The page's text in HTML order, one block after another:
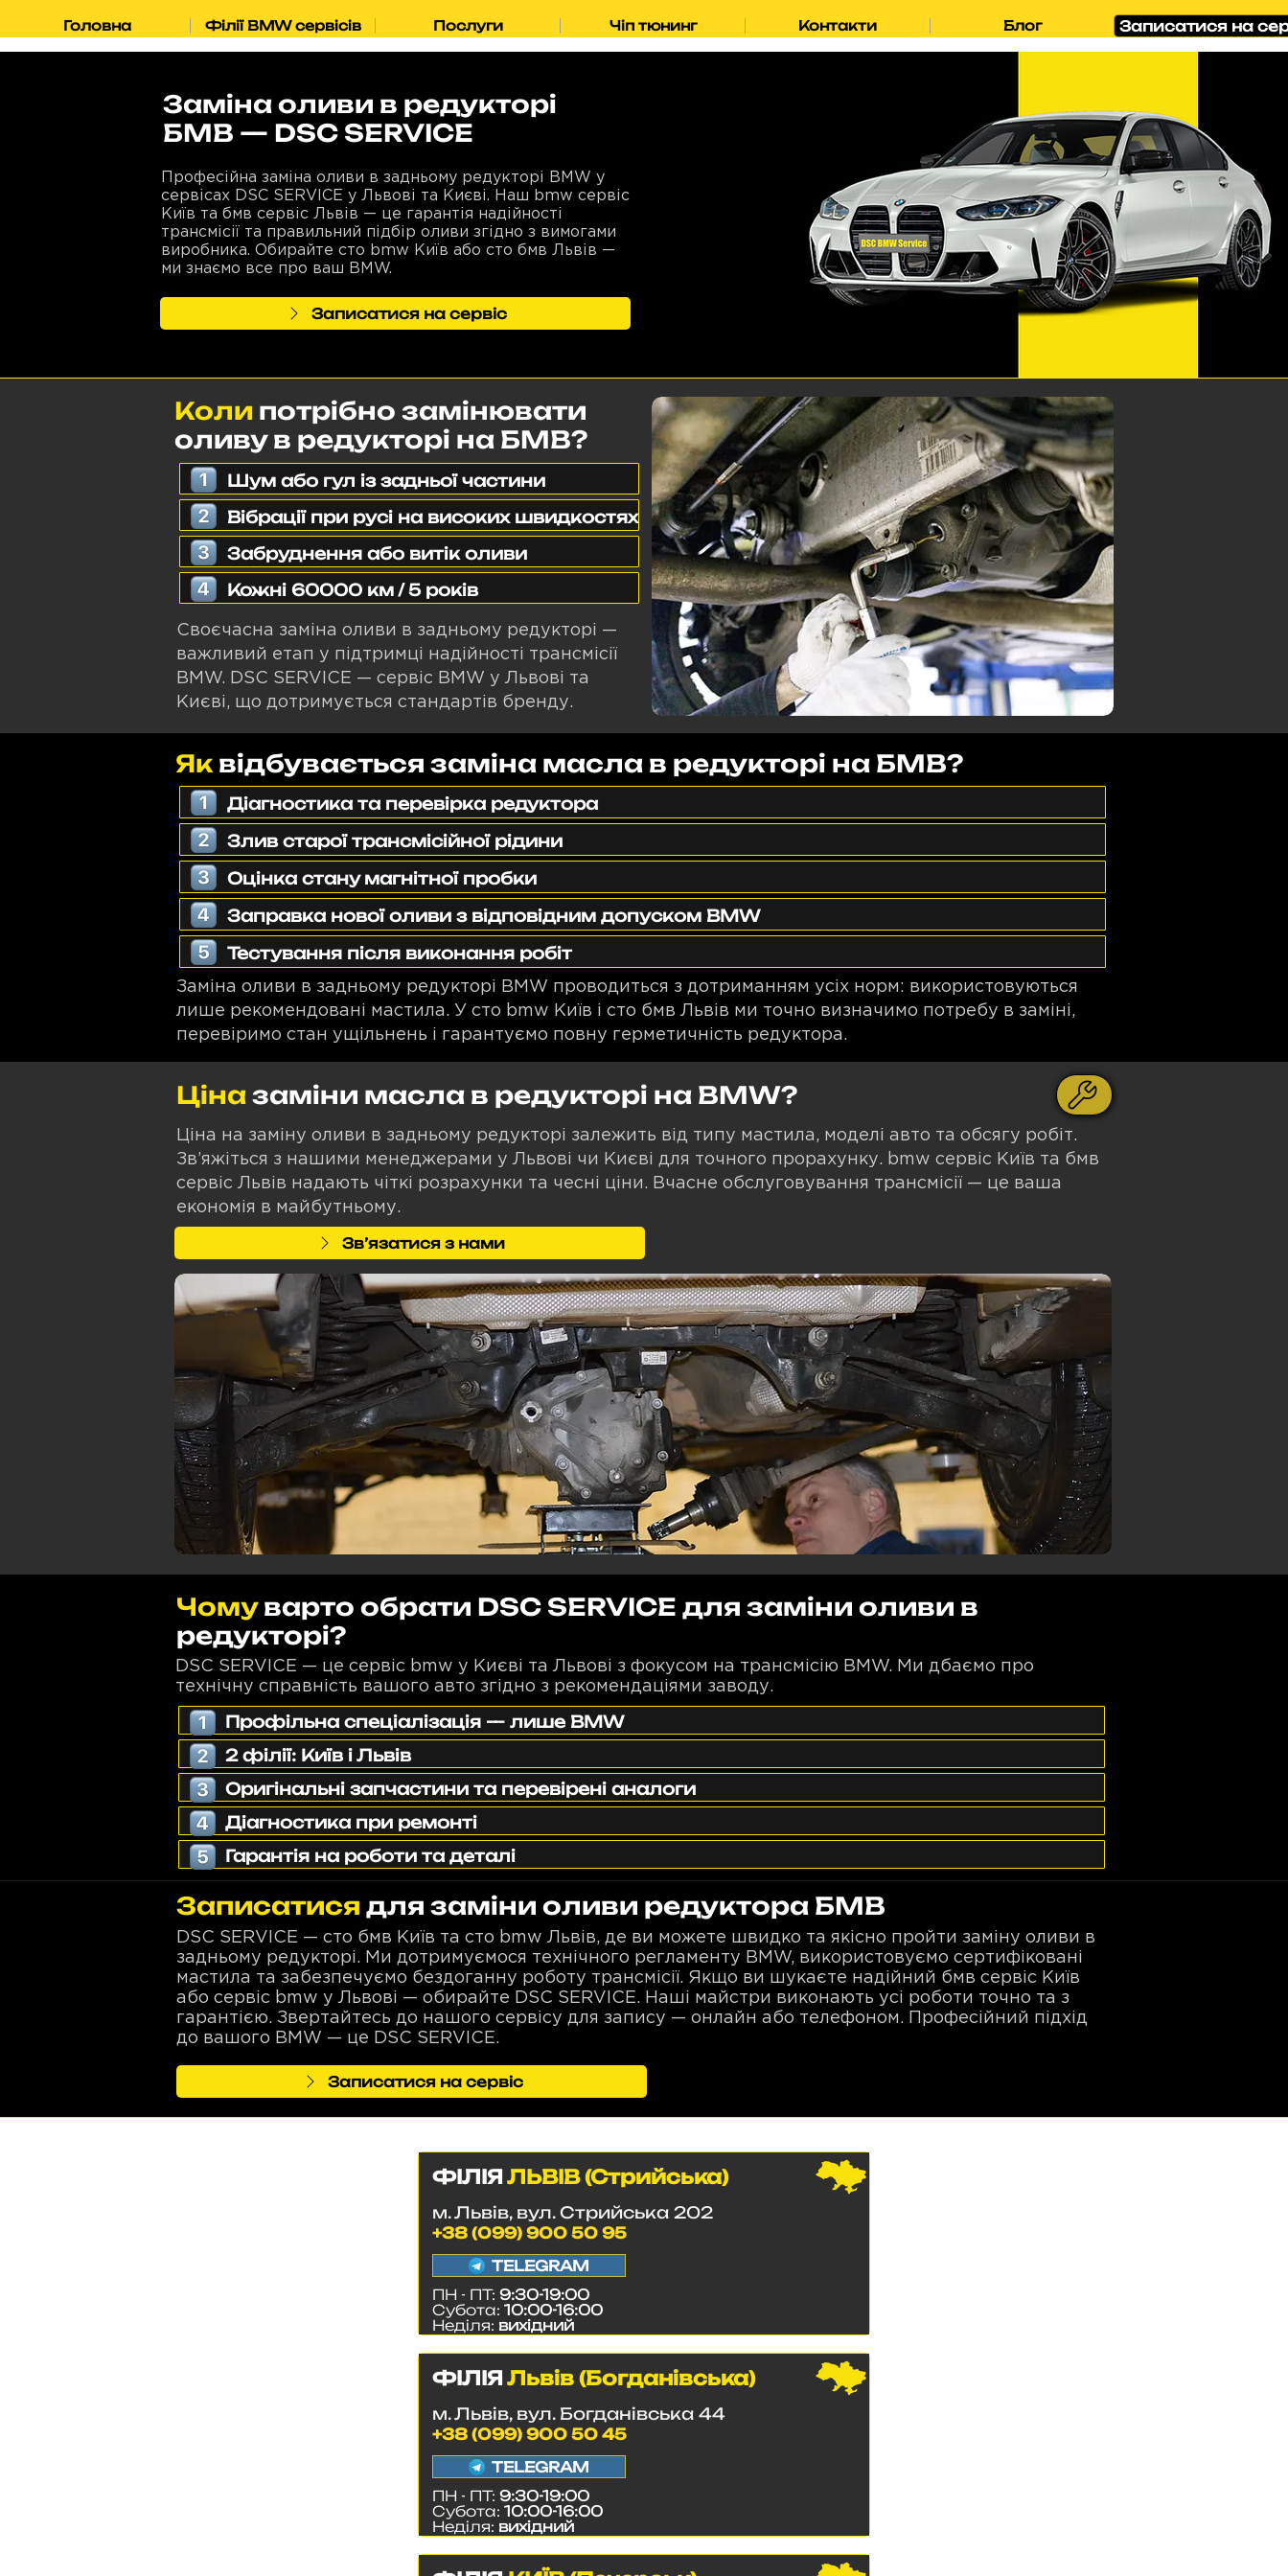
Головна Філії BMW сервісів Послуги Чіп тюнинг Контакти Блог Записатися на
Заміна оливи в редукторі
БМВ — DSC SERVICE
Професійна заміна оливи в задньому редукторі BMW у
сервісах DSC SERVICE у Львові та Києві. Наш bmw сервіс
Київ та бмв сервіс Львів — це гарантія надійності
трансмісії та правильний підбір оливи згідно з вимогами
виробника. Обирайте сто bmw Київ або сто бмв Львів —
ми знаємо все про ваш BMW.
Записатися на сервіс
Коли потрібно замінювати
оливу в редукторі на БМВ?
Шум або гул із задньої частини
Вібрації при русі на високих швидкостях
Забруднення або витік оливи
Кожні 60000 км / 5 років
Своєчасна заміна оливи в задньому редукторі —
важливий етап у підтримці надійності трансмісії
BMW. DSC SERVICE — сервіс BMW у Львові та
Києві, що дотримується стандартів бренду.
Як відбувається заміна масла в редукторі на БМВ?
Діагностика та перевірка редуктора
Злив старої трансмісійної рідини
Оцінка стану магнітної пробки
Заправка нової оливи з відповідним допуском BMW
Тестування після виконання робіт
Заміна оливи в задньому редукторі BMW проводиться з дотриманням усіх норм: використовуються
лише рекомендовані мастила. У сто bmw Київ і сто бмв Львів ми точно визначимо потребу в заміні,
перевіримо стан ущільнень і гарантуємо повну герметичність редуктора.
Ціназаміни масла в редукторі на BMW?
Ціна на заміну оливи в задньому редукторі залежить від типу мастила, моделі авто та обсягу робіт.
Зв’яжіться з нашими менеджерами у Львові чи Києві для точного прорахунку. bmw сервіс Київ та бмв
сервіс Львів надають чіткі розрахунки та чесні ціни. Вчасне обслуговування трансмісії — це ваша
економія в майбутньому.
Звʼязатися з нами
Чомуварто обрати DSC SERVICE для заміни оливи в
редукторі?
DSC SERVICE — це сервіс bmw у Києві та Львові з фокусом на трансмісію BMW. Ми дбаємо про
технічну справність вашого авто згідно з рекомендаціями заводу.
Профільна спеціалізація — лише BMW
2 філії: Київ і Львів
Оригінальні запчастини та перевірені аналоги
Діагностика при ремонті
Гарантія на роботи та деталі
Записатися для заміни оливи редуктора БМВ
DSC SERVICE — сто бмв Київ та сто bmw Львів, де ви можете швидко та якісно пройти заміну оливи в
задньому редукторі. Ми дотримуємося технічного регламенту BMW, використовуємо сертифіковані
мастила та забезпечуємо бездоганну роботу трансмісії. Якщо ви шукаєте надійний бмв сервіс Київ
або сервіс bmw у Львові — обирайте DSC SERVICE. Наші майстри виконають усі роботи точно та з
гарантією. Звертайтесь до нашого сервісу для запису — онлайн або телефоном. Професійний підхід
до вашого BMW — це DSC SERVICE.
Записатися на сервіс
ФІЛІЯ ЛЬВІВ (Стрийська)
м. Львів, вул. Стрийська 202
+38 (099) 900 50 95
TELEGRAM
ПН - ПТ: 9:30-19:00
Субота: 10:00-16:00
Неділя: вихідний
ФІЛІЯ Львів (Богданівська)
м. Львів, вул. Богданівська 44
+38 (099) 900 50 45
TELEGRAM
ПН - ПТ: 9:30-19:00
Субота: 10:00-16:00
Неділя: вихідний